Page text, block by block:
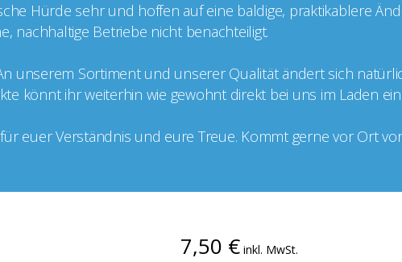
Hürde sehr und hoffen auf eine baldige, praktikablere
nachhaltige Betriebe nicht benachteiligt.
unserem Sortiment und unserer Qualität ändert sich
könnt ihr weiterhin wie gewohnt direkt bei uns im Laden
euer Verständnis und eure Treue. Kommt gerne vor Ort
7,50 € inkl. MwSt.